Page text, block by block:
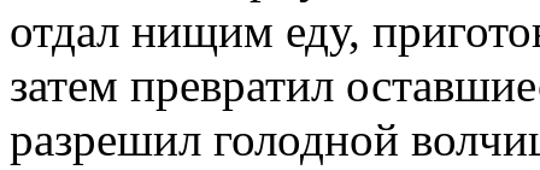
отдал нищим еду,
затем превратил
разрешил голодной